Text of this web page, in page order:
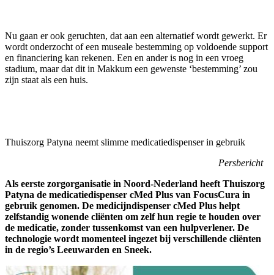
Nu gaan er ook geruchten, dat aan een alternatief wordt gewerkt. Er
wordt onderzocht of een museale bestemming op voldoende support
en financiering kan rekenen. Een en ander is nog in een vroeg
stadium, maar dat dit in Makkum een gewenste ‘bestemming’ zou
zijn staat als een huis.
Thuiszorg Patyna neemt slimme medicatiedispenser in gebruik
Persbericht
Als eerste zorgorganisatie in Noord-Nederland heeft Thuiszorg
Patyna de medicatiedispenser cMed Plus van FocusCura in
gebruik genomen. De medicijndispenser cMed Plus helpt
zelfstandig wonende cliënten om zelf hun regie te houden over
de medicatie, zonder tussenkomst van een hulpverlener. De
technologie wordt momenteel ingezet bij verschillende cliënten
in de regio’s Leeuwarden en Sneek.